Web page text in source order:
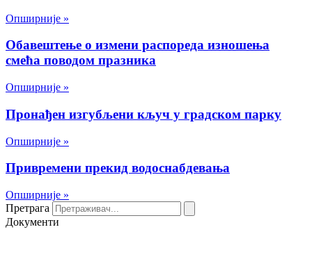
Опширније »
Обавештење о измени распореда изношења
смећа поводом празника
Опширније »
Пронађен изгубљени кључ у градском парку
Опширније »
Привремени прекид водоснабдевања
Опширније »
Претрага
Документи